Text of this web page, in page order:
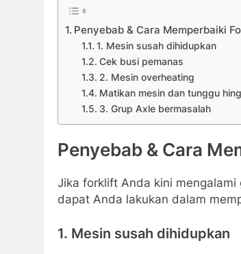
Penyebab & Cara Memperbaiki
1. Mesin susah dihidupkan
Cek busi pemanas
2. Mesin overheating
Matikan mesin dan tunggu
3. Grup Axle bermasalah
Penyebab & Cara
Jika forklift Anda kini
dapat Anda lakukan dalam
1. Mesin susah dihidupkan